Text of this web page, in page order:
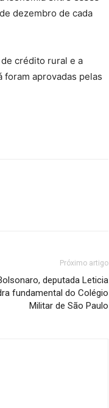
dezembro de cada
crédito rural e a
foram aprovadas pelas
Próximo artigo
deputada Leticia
fundamental do Colégio
Militar de São Paulo